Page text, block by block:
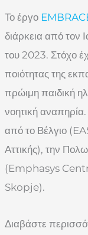
Το έργο
διάρκεια από τον
του 2023. Στόχο
ποιότητας της
πρώιμη παιδική
νοητική
από το Βέλγιο
Αττικής), την
(Emphasys
Skopje).
Διαβάστε